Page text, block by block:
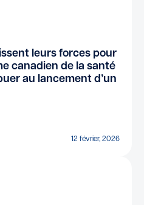
leurs forces pour
canadien de la santé
au lancement d’un
12 février, 2026